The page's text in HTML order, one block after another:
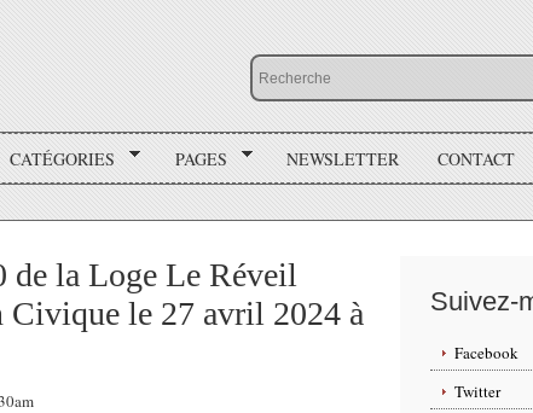
CATÉGORIES PAGES NEWSLETTER CONTACT
la Loge Le Réveil
le 27 avril 2024 à
Suivez-
Facebook
Twitter